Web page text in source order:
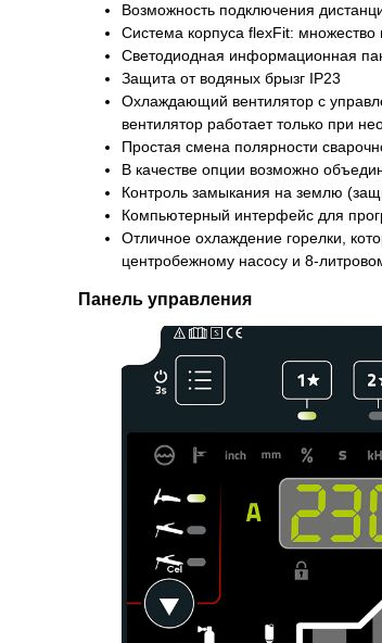
Возможность подключения
Система корпуса flexFit:
Светодиодная информационная
Защита от водяных брызг IP23
Охлаждающий вентилятор с
вентилятор работает только при
Простая смена полярности
В качестве опции возможно
Контроль замыкания на землю
Компьютерный интерфейс для
Отличное охлаждение горелки,
центробежному насосу и 8-
Панель управления